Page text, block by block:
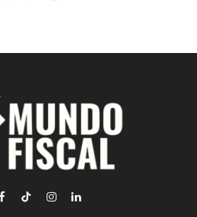
Facebook
TikTokInstagramLinkedIn